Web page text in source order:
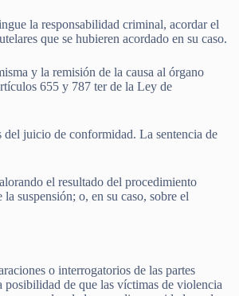
la responsabilidad criminal, acordar el
que se hubieren acordado en su caso.
y la remisión de la causa al órgano
655 y 787 ter de la Ley de
del juicio de conformidad. La sentencia de
el resultado del procedimiento
suspensión; o, en su caso, sobre el
o interrogatorios de las partes
posibilidad de que las víctimas de violencia